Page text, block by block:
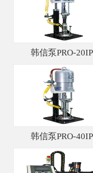
韩信泵PRO-20IP
韩信泵PRO-40IP